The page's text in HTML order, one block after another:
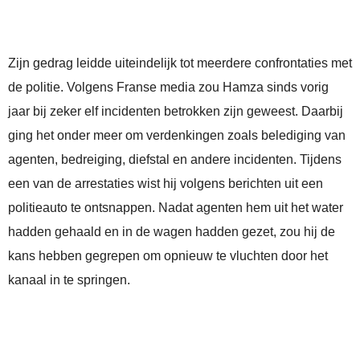
Zijn gedrag leidde uiteindelijk tot meerdere confrontaties met
de politie. Volgens Franse media zou Hamza sinds vorig
jaar bij zeker elf incidenten betrokken zijn geweest. Daarbij
ging het onder meer om verdenkingen zoals belediging van
agenten, bedreiging, diefstal en andere incidenten. Tijdens
een van de arrestaties wist hij volgens berichten uit een
politieauto te ontsnappen. Nadat agenten hem uit het water
hadden gehaald en in de wagen hadden gezet, zou hij de
kans hebben gegrepen om opnieuw te vluchten door het
kanaal in te springen.